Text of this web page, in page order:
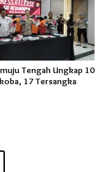
Tengah Ungkap 10
17 Tersangka